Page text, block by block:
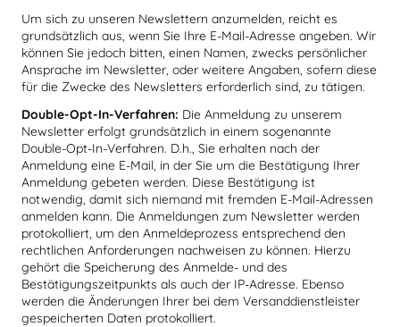
Um sich zu unseren Newslettern anzumelden, reicht es
grundsätzlich aus, wenn Sie Ihre E-Mail-Adresse angeben. Wir
können Sie jedoch bitten, einen Namen, zwecks persönlicher
Ansprache im Newsletter, oder weitere Angaben, sofern diese
für die Zwecke des Newsletters erforderlich sind, zu tätigen.
Double-Opt-In-Verfahren: Die Anmeldung zu unserem
Newsletter erfolgt grundsätzlich in einem sogenannte
Double-Opt-In-Verfahren. D.h., Sie erhalten nach der
Anmeldung eine E-Mail, in der Sie um die Bestätigung Ihrer
Anmeldung gebeten werden. Diese Bestätigung ist
notwendig, damit sich niemand mit fremden E-Mail-Adressen
anmelden kann. Die Anmeldungen zum Newsletter werden
protokolliert, um den Anmeldeprozess entsprechend den
rechtlichen Anforderungen nachweisen zu können. Hierzu
gehört die Speicherung des Anmelde- und des
Bestätigungszeitpunkts als auch der IP-Adresse. Ebenso
werden die Änderungen Ihrer bei dem Versanddienstleister
gespeicherten Daten protokolliert.